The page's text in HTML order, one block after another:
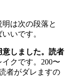
は次の段落と
いです。
しました。読者
クです。200〜
者がダレますの